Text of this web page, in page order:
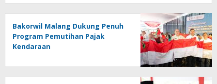
Bakorwil Malang Dukung Penuh
Program Pemutihan Pajak
Kendaraan